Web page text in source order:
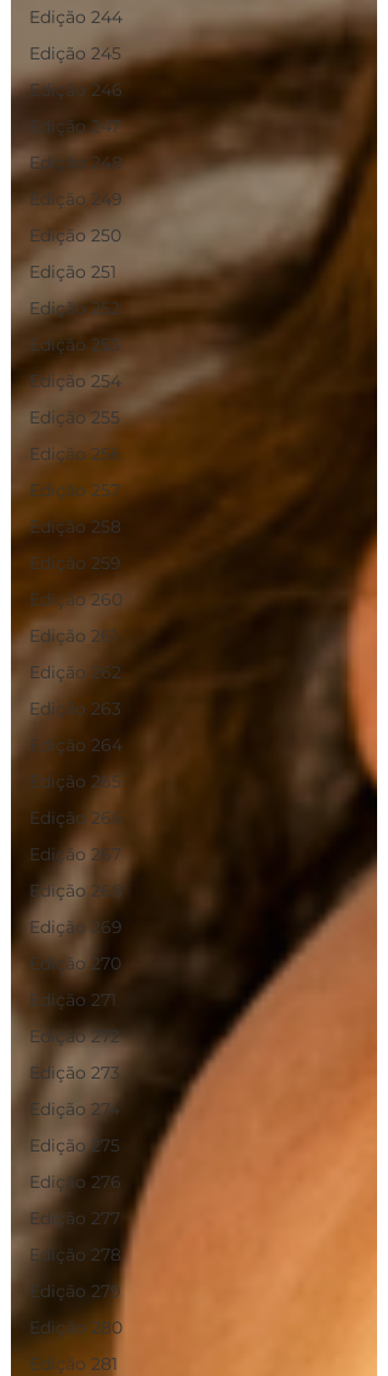
Edição 244
Edição 245
Edição 246
Edição 247
Edição 248
Edição 249
Edição 250
Edição 251
Edição 252
Edição 253
Edição 254
Edição 255
Edição 256
Edição 257
Edição 258
Edição 259
Edição 260
Edição 261
Edição 262
Edição 263
Edição 264
Edição 265
Edição 266
Edição 267
Edição 268
Edição 269
Edição 270
Edição 271
Edição 272
Edição 273
Edição 274
Edição 275
Edição 276
Edição 277
Edição 278
Edição 279
Edição 280
Edição 281